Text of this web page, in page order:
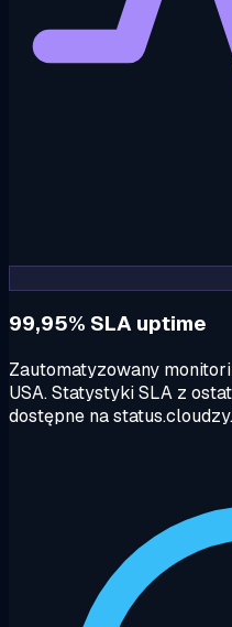
99,95% SLA uptime
Zautomatyzowany
USA. Statystyki SLA z
dostępne na